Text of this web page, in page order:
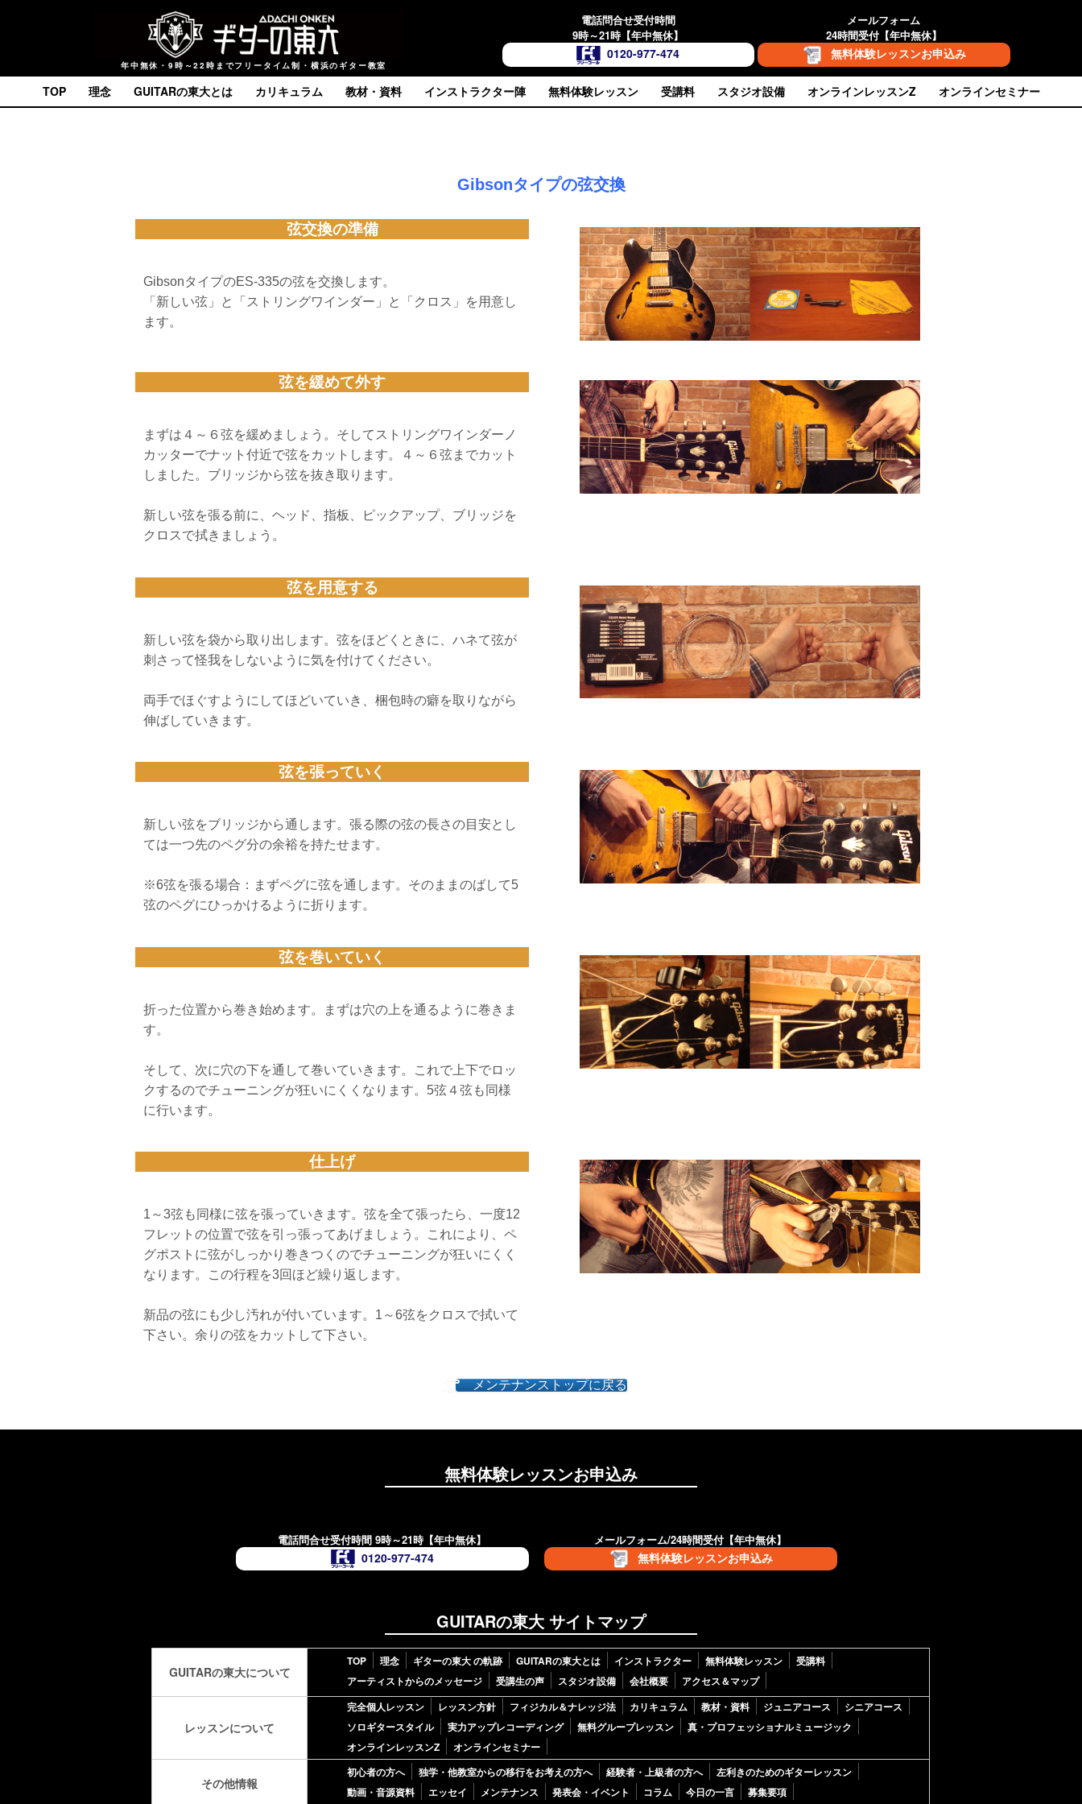
年中無休・9時～22時までフリータイム制・横浜のギター教室
電話問合せ受付時間
9時～21時【年中無休】
0120-977-474
メールフォーム
24時間受付【年中無休】
無料体験レッスンお申込み
TOP 理念 GUITARの東大とは カリキュラム 教材・資料 インストラクター陣 無料体験レッスン 受講料 スタジオ設備 オンラインレッスンZ オンラインセミナー
Gibsonタイプの弦交換
弦交換の準備
GibsonタイプのES-335の弦を交換します。
「新しい弦」と「ストリングワインダー」と「クロス」を用意し
ます。
弦を緩めて外す
まずは４～６弦を緩めましょう。そしてストリングワインダーノ
カッターでナット付近で弦をカットします。４～６弦までカット
しました。ブリッジから弦を抜き取ります。
新しい弦を張る前に、ヘッド、指板、ピックアップ、ブリッジを
クロスで拭きましょう。
弦を用意する
新しい弦を袋から取り出します。弦をほどくときに、ハネて弦が
刺さって怪我をしないように気を付けてください。
両手でほぐすようにしてほどいていき、梱包時の癖を取りながら
伸ばしていきます。
弦を張っていく
新しい弦をブリッジから通します。張る際の弦の長さの目安とし
ては一つ先のペグ分の余裕を持たせます。
※6弦を張る場合：まずペグに弦を通します。そのままのばして5
弦のペグにひっかけるように折ります。
弦を巻いていく
折った位置から巻き始めます。まずは穴の上を通るように巻きま
す。
そして、次に穴の下を通して巻いていきます。これで上下でロッ
クするのでチューニングが狂いにくくなります。5弦４弦も同様
に行います。
仕上げ
1～3弦も同様に弦を張っていきます。弦を全て張ったら、一度12
フレットの位置で弦を引っ張ってあげましょう。これにより、ペ
グポストに弦がしっかり巻きつくのでチューニングが狂いにくく
なります。この行程を3回ほど繰り返します。
新品の弦にも少し汚れが付いています。1～6弦をクロスで拭いて
下さい。余りの弦をカットして下さい。
メンテナンストップに戻る
無料体験レッスンお申込み
電話問合せ受付時間 9時～21時【年中無休】
0120-977-474
メールフォーム/24時間受付【年中無休】
無料体験レッスンお申込み
GUITARの東大 サイトマップ
GUITARの東大について
TOP 理念 ギターの東大 の軌跡 GUITARの東大とは インストラクター 無料体験レッスン
受講料
アーティストからのメッセージ
受講生の声 スタジオ設備 会社概要 アクセス＆マップ
レッスンについて
完全個人レッスン レッスン方針 フィジカル＆ナレッジ法 カリキュラム 教材・資料 ジュニアコース
シニアコース
ソロギタースタイル
実力アップレコーディング 無料グループレッスン
真・プロフェッショナルミュージック
オンラインレッスンZ
オンラインセミナー
その他情報
初心者の方へ 独学・他教室からの移行をお考えの方へ 経験者・上級者の方へ
左利きのためのギターレッスン
動画・音源資料
エッセイ メンテナンス 発表会・イベント コラム 今日の一言 募集要項